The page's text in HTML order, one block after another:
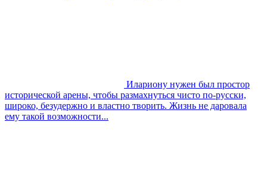
Илариону нужен был простор
исторической арены, чтобы размахнуться чисто по-русски,
широко, безудержно и властно творить. Жизнь не даровала
ему такой возможности...